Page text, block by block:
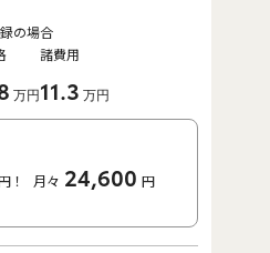
万円
諸費用
11.3 万円
の場合
！ 月々 24,600 円